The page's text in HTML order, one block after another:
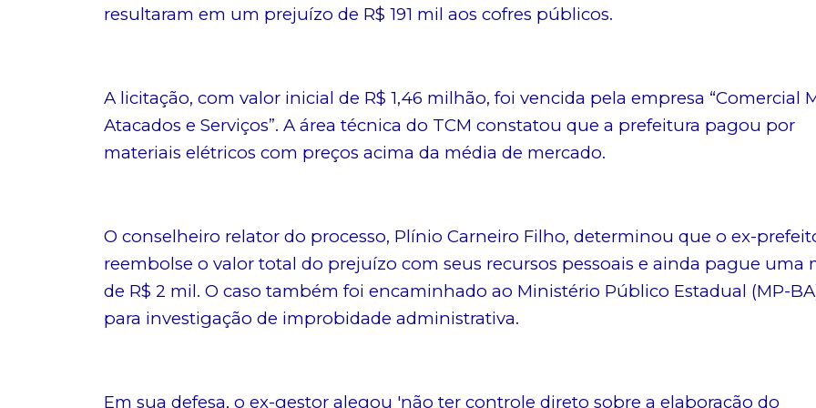
resultaram em um prejuízo de R$ 191 mil aos cofres públicos.
A licitação, com valor inicial de R$ 1,46 milhão, foi vencida pela empresa “Comercial
Atacados e Serviços”. A área técnica do TCM constatou que a prefeitura pagou por
materiais elétricos com preços acima da média de mercado.
O conselheiro relator do processo, Plínio Carneiro Filho, determinou que o ex-
reembolse o valor total do prejuízo com seus recursos pessoais e ainda pague uma
de R$ 2 mil. O caso também foi encaminhado ao Ministério Público Estadual (MP-
para investigação de improbidade administrativa.
Em sua defesa, o ex-gestor alegou 'não ter controle direto sobre a elaboração do